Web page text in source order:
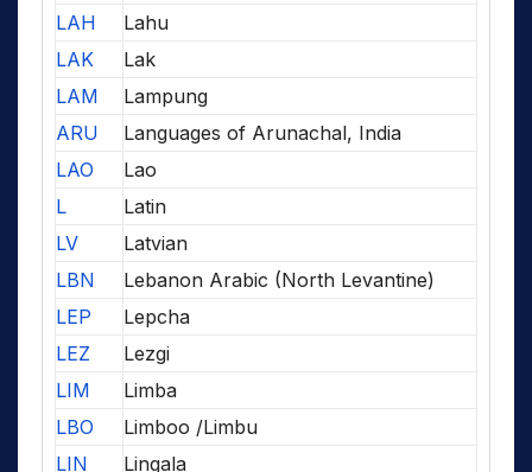
LAH
Lahu
LAK
Lak
LAM
Lampung
ARU
Languages of Arunachal, India
LAO
Lao
L
Latin
LV
Latvian
LBN
Lebanon Arabic (North Levantine)
LEP
Lepcha
LEZ
Lezgi
LIM
Limba
LBO
Limboo /Limbu
LIN
Lingala